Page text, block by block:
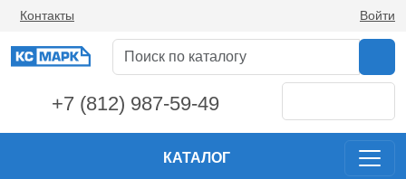
Контакты Войти
+7 (812) 987-59-49
КАТАЛОГ